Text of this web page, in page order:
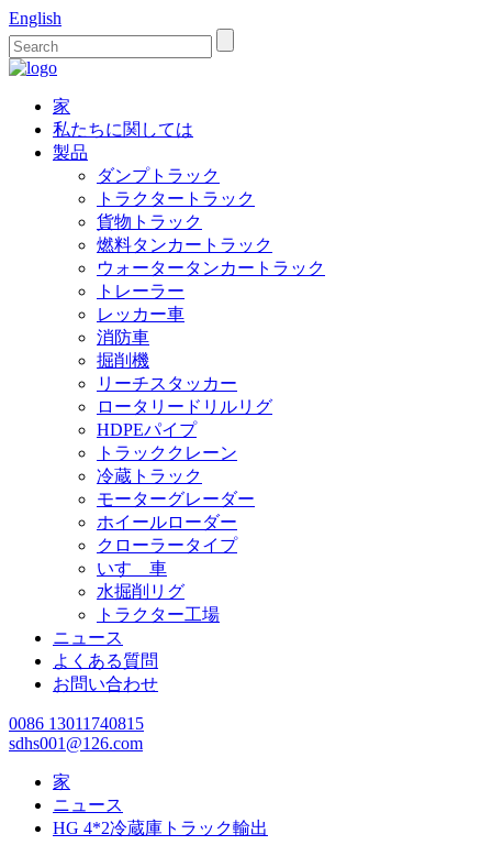
English
家
私たちに関しては
製品
ダンプトラック
トラクタートラック
貨物トラック
燃料タンカートラック
ウォータータンカートラック
トレーラー
レッカー車
消防車
掘削機
リーチスタッカー
ロータリードリルリグ
HDPEパイプ
トラッククレーン
冷蔵トラック
モーターグレーダー
ホイールローダー
クローラータイプ
いすゞ車
水掘削リグ
トラクター工場
ニュース
よくある質問
お問い合わせ
0086 13011740815
sdhs001@126.com
家
ニュース
HG 4*2冷蔵庫トラック輸出